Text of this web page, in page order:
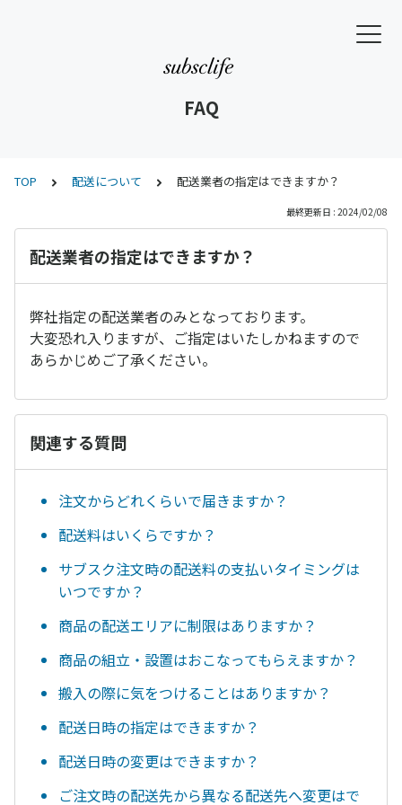
FAQ
TOP 配送について 配送業者の指定はできますか？
最終更新日 : 2024/02/08
配送業者の指定はできますか？
弊社指定の配送業者のみとなっております。
大変恐れ入りますが、ご指定はいたしかねますので
あらかじめご了承ください。
関連する質問
注文からどれくらいで届きますか？
配送料はいくらですか？
サブスク注文時の配送料の支払いタイミングは
いつですか？
商品の配送エリアに制限はありますか？
商品の組立・設置はおこなってもらえますか？
搬入の際に気をつけることはありますか？
配送日時の指定はできますか？
配送日時の変更はできますか？
ご注文時の配送先から異なる配送先へ変更はで